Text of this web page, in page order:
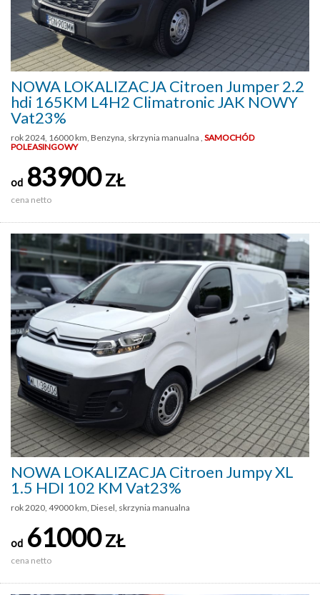
NOWA LOKALIZACJA Citroen Jumper 2.2
hdi 165KM L4H2 Climatronic JAK NOWY
Vat23%
rok 2024, 16000 km, Benzyna, skrzynia manualna , SAMOCHÓD
POLEASINGOWY
od 83900ZŁ
cena netto
NOWA LOKALIZACJA Citroen Jumpy XL
1.5 HDI 102 KM Vat23%
rok 2020, 49000 km, Diesel, skrzynia manualna
od 61000ZŁ
cena netto